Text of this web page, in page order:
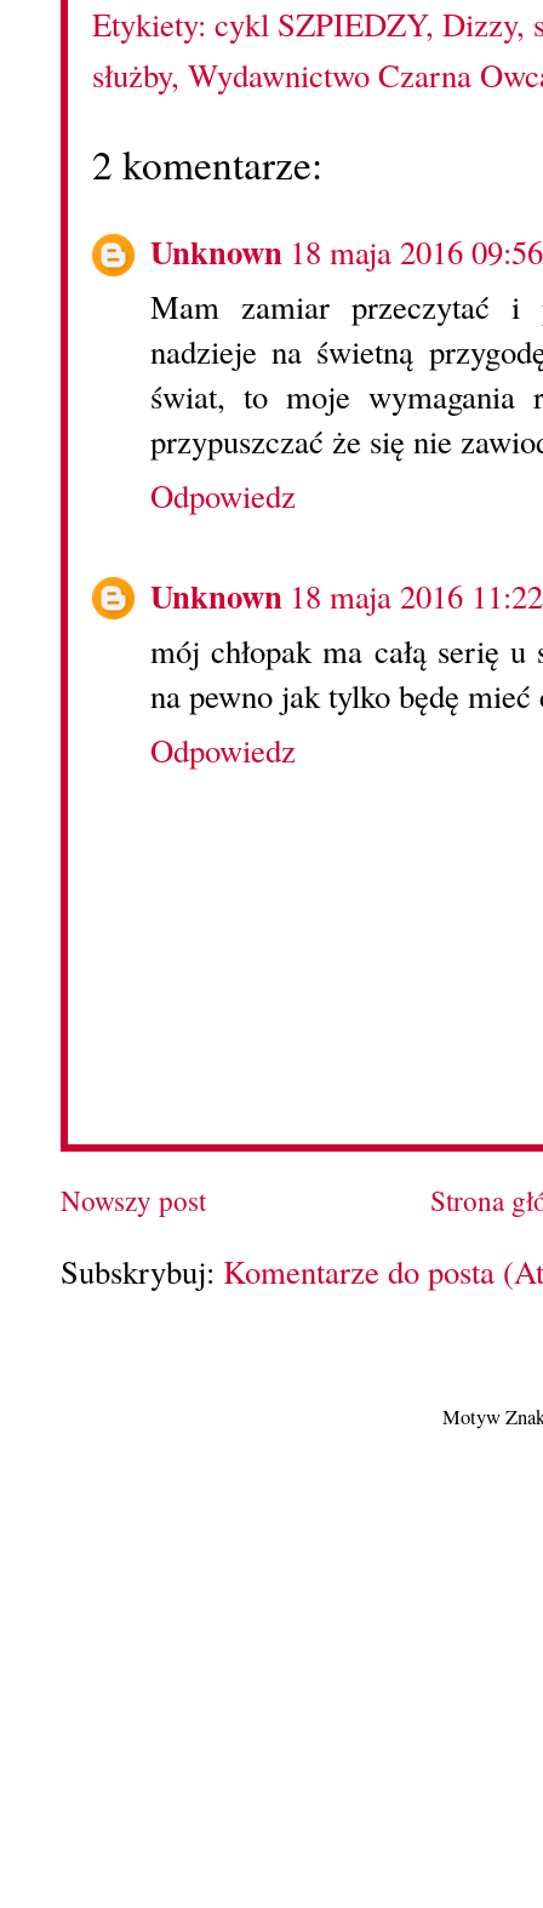
Etykiety: cykl SZPIEDZY, Dizzy,
służby, Wydawnictwo Czarna
2 komentarze:
Unknown 18 maja 2016 09:56
Mam zamiar przeczytać i
nadzieje na świetną
świat, to moje wymagania
przypuszczać że się nie
Odpowiedz
Unknown 18 maja 2016 11:22
mój chłopak ma całą serię
na pewno jak tylko będę mieć
Odpowiedz
Nowszy post Strona
Subskrybuj: Komentarze do posta
Motyw